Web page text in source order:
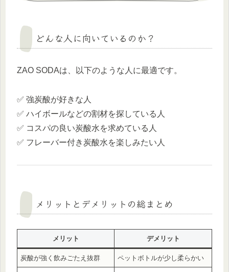
どんな人に向いているのか？
ZAO SODAは、以下のような人に最適です。
✅ 強炭酸が好きな人
✅ ハイボールなどの割材を探している人
✅ コスパの良い炭酸水を求めている人
✅ フレーバー付き炭酸水を楽しみたい人
メリットとデメリットの総まとめ
メリット デメリット
炭酸が強く飲みごたえ抜群 ペットボトルが少し柔らかい